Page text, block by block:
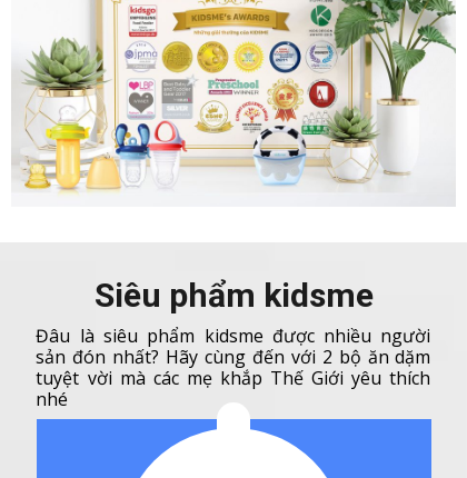
Siêu phẩm kidsme
Đâu là siêu phẩm kidsme được nhiều người
sản đón nhất? Hãy cùng đến với 2 bộ ăn dặm
tuyệt vời mà các mẹ khắp Thế Giới yêu thích
nhé